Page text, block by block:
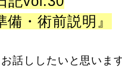
備・術前説明』
話ししたいと思います